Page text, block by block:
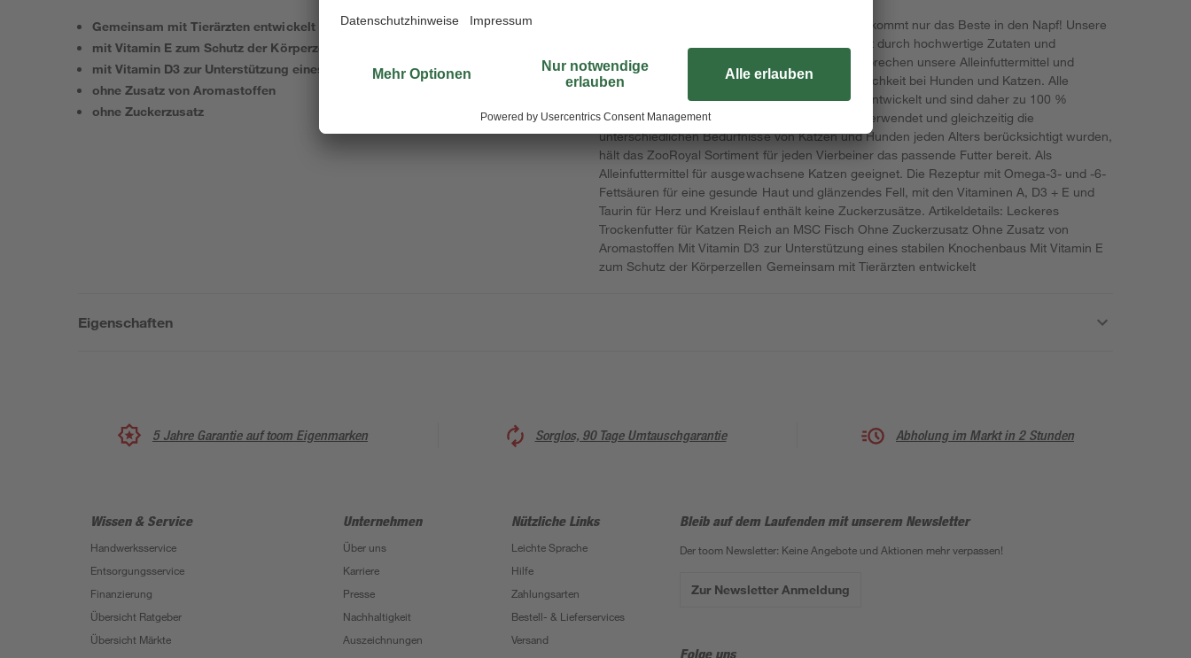
Gemeinsam mit Tierärzten entwickelt
mit Vitamin E zum Schutz der Körperzellen
mit Vitamin D3 zur Unterstützung eines stabilen Knochenbaus
ohne Zusatz von Aromastoffen
ohne Zuckerzusatz
Naturnah und artgerecht füttern – mit ZooRoyal kommt nur das Beste in den Napf! Unsere
ZooRoyal Hunde- und Katzennahrung überzeugt durch hochwertige Zutaten und
naturnahe Zusammensetzungen. Dadurch versprechen unsere Alleinfuttermittel und
Snacks eine hohe Akzeptanz und beste Verträglichkeit bei Hunden und Katzen. Alle
Rezepturen wurden gemeinsam mit Tierärzten entwickelt und sind daher zu 100 %
artgerecht. Indem verschiedene Fleischsorten verwendet und gleichzeitig die
unterschiedlichen Bedürfnisse von Katzen und Hunden jeden Alters berücksichtigt wurden,
hält das ZooRoyal Sortiment für jeden Vierbeiner das passende Futter bereit. Als
Alleinfuttermittel für ausgewachsene Katzen geeignet. Die Rezeptur mit Omega-3- und -6-
Fettsäuren für eine gesunde Haut und glänzendes Fell, mit den Vitaminen A, D3 + E und
Taurin für Herz und Kreislauf enthält keine Zuckerzusätze. Artikeldetails: Leckeres
Trockenfutter für Katzen Reich an MSC Fisch Ohne Zuckerzusatz Ohne Zusatz von
Aromastoffen Mit Vitamin D3 zur Unterstützung eines stabilen Knochenbaus Mit Vitamin E
zum Schutz der Körperzellen Gemeinsam mit Tierärzten entwickelt
Eigenschaften
5 Jahre Garantie auf toom Eigenmarken Sorglos, 90 Tage Umtauschgarantie Abholung im Markt in 2 Stunden
Wissen & Service
Handwerksservice
Entsorgungsservice
Finanzierung
Übersicht Ratgeber
Übersicht Märkte
Unternehmen
Über uns
Karriere
Presse
Nachhaltigkeit
Auszeichnungen
Nützliche Links
Leichte Sprache
Hilfe
Zahlungsarten
Bestell- & Lieferservices
Versand
Bleib auf dem Laufenden mit unserem Newsletter
Der toom Newsletter: Keine Angebote und Aktionen mehr verpassen!
Zur Newsletter Anmeldung
Folge uns